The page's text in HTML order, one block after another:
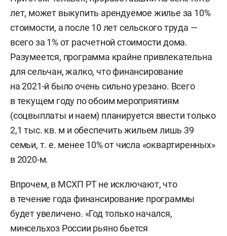
лет, может выкупить арендуемое жилье за 10%
стоимости, а после 10 лет сельского труда —
всего за 1% от расчетной стоимости дома.
Разумеется, программа крайне привлекательна
для сельчан, жалко, что финансирование
на 2021-й было очень сильно урезано. Всего
в текущем году по обоим мероприятиям
(соцвыплаты и наем) планируется ввести только
2,1 тыс. кв. м и обеспечить жильем лишь 39
семьи, т. е. менее 10% от числа «оквартиренных»
в 2020-м.
Впрочем, в МСХП РТ не исключают, что
в течение года финансирование программы
будет увеличено. «Год только начался,
минсельхоз России рьяно бьется